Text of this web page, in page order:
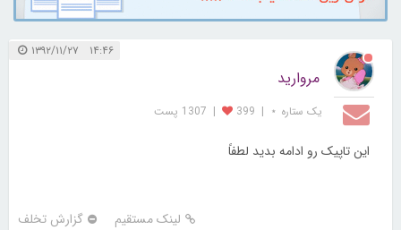
۱۴:۴۶ ۱۳۹۲/۱۱/۲۷
مروارید
یک ستاره ⋆ |
399
| 1307 پست
این تاپیک رو ادامه بدید لطفاً
لینک مستقیم گزارش تخلف